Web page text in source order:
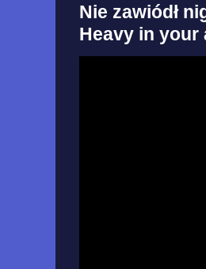
Nie zawiódł
Heavy in your